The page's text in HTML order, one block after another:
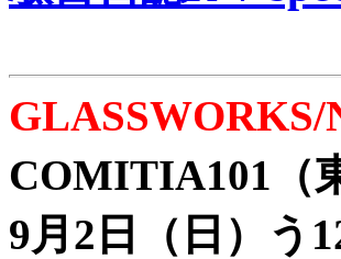
COMITIA101（
9月2日（日）う